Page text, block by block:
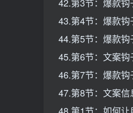
43.第4节：爆款
44.第5节：爆款
45.第6节：文案
46.第7节：爆款
47.第8节：文案